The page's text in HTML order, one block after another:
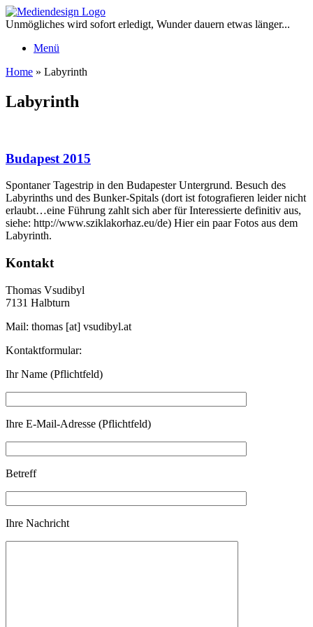
Zum
Inhalt
Unmögliches wird sofort erledigt, Wunder dauern etwas länger...
Menü
Home » Labyrinth
Labyrinth
Budapest 2015
Spontaner Tagestrip in den Budapester Untergrund. Besuch des
Labyrinths und des Bunker-Spitals (dort ist fotografieren leider nicht
erlaubt…eine Führung zahlt sich aber für Interessierte definitiv aus,
siehe: http://www.sziklakorhaz.eu/de) Hier ein paar Fotos aus dem
Labyrinth.
Kontakt
Thomas Vsudibyl
7131 Halbturn
Mail: thomas [at] vsudibyl.at
Kontaktformular:
Ihr Name (Pflichtfeld)
Ihre E-Mail-Adresse (Pflichtfeld)
Betreff
Ihre Nachricht